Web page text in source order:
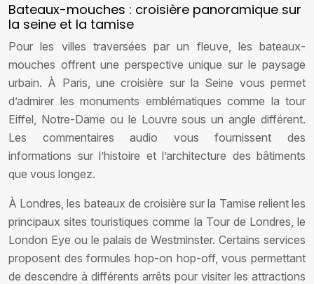
Bateaux-mouches : croisière panoramique sur
la seine et la tamise
Pour les villes traversées par un fleuve, les bateaux-
mouches offrent une perspective unique sur le paysage
urbain. À Paris, une croisière sur la Seine vous permet
d’admirer les monuments emblématiques comme la tour
Eiffel, Notre-Dame ou le Louvre sous un angle différent.
Les commentaires audio vous fournissent des
informations sur l’histoire et l’architecture des bâtiments
que vous longez.
À Londres, les bateaux de croisière sur la Tamise relient les
principaux sites touristiques comme la Tour de Londres, le
London Eye ou le palais de Westminster. Certains services
proposent des formules hop-on hop-off, vous permettant
de descendre à différents arrêts pour visiter les attractions